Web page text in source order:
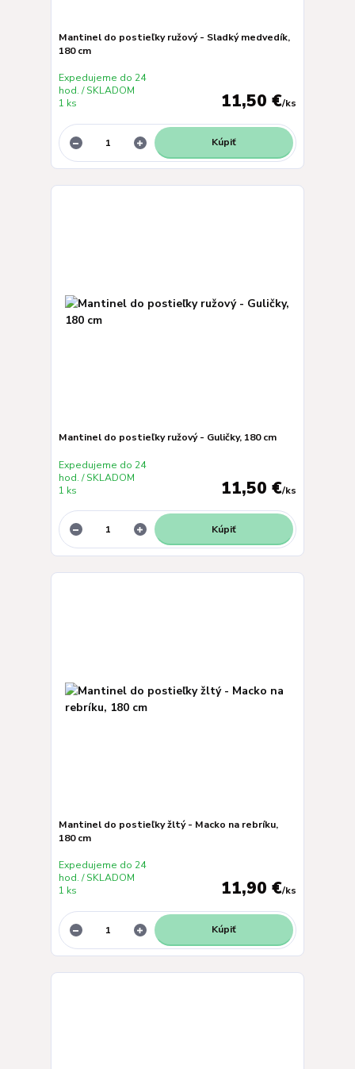
Mantinel do postieľky ružový - Sladký medvedík,
180 cm
11,50 €/ks
Expedujeme do 24
hod. / SKLADOM
1 ks
Kúpiť
Mantinel do postieľky ružový - Guličky, 180 cm
11,50 €/ks
Expedujeme do 24
hod. / SKLADOM
1 ks
Kúpiť
Mantinel do postieľky žltý - Macko na rebríku,
180 cm
11,90 €/ks
Expedujeme do 24
hod. / SKLADOM
1 ks
Kúpiť